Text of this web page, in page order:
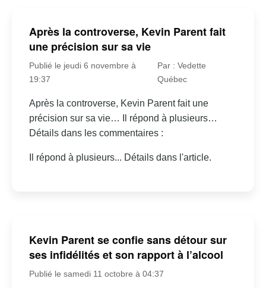
Après la controverse, Kevin Parent fait
une précision sur sa vie
Publié le jeudi 6 novembre à
19:37
Par : Vedette
Québec
Après la controverse, Kevin Parent fait une
précision sur sa vie… Il répond à plusieurs…
Détails dans les commentaires :
Il répond à plusieurs... Détails dans l'article.
Kevin Parent se confie sans détour sur
ses infidélités et son rapport à l’alcool
Publié le samedi 11 octobre à 04:37